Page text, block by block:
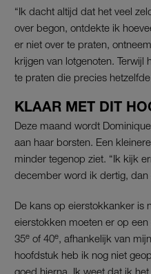
“Ik dacht altijd dat het veel
over begon, ontdekte ik
er niet over te praten,
krijgen van lotgenoten. Terwijl
te praten die precies
KLAAR MET DIT
Deze maand wordt
aan haar borsten. Een
minder tegenop ziet. “Ik kijk
december word ik dertig, dan
De kans op eierstokkanker is
eierstokken moeten er op
35e of 40e, afhankelijk van
hoofdstuk heb ik nog niet
goed hierna. Ik weet dat ik